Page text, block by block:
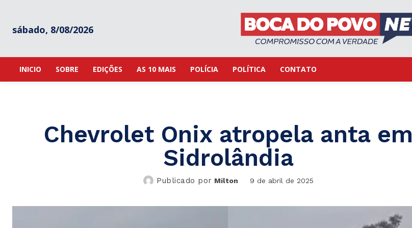
sábado, 8/08/2026
INICIO SOBRE EDIÇÕES AS 10 MAIS POLÍCIA POLÍTICA CONTATO
Chevrolet Onix atropela anta em
Sidrolândia
Publicado por Milton 9 de abril de 2025